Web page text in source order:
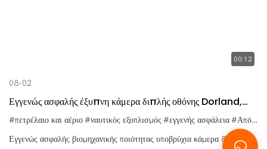
00:12
08-02
Εγγενώς ασφαλής έξυπνη κάμερα διπλής οθόνης Dorland,
ανθεκτική σε εκρήξεις και αδιάβροχη - EX Rugged Camera
#πετρέλαιο και αέριο#ναυτικός εξοπλισμός #εγγενής ασφάλεια#Απόδειξη έκρηξης
Εγγενώς ασφαλής βιομηχανικής ποιότητας υποβρύχια κάμερα 8K